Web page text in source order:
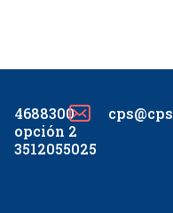
4688300
opción 2
3512055025